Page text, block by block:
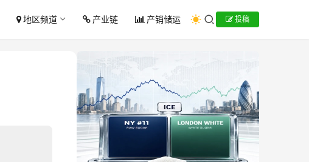
地区频道 产业链 产销储运 投稿